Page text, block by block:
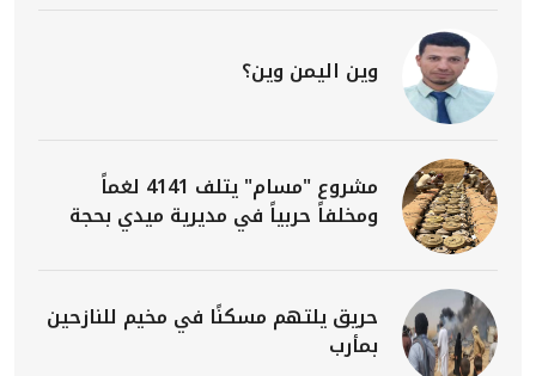
وين اليمن وين؟
مشروع "مسام" يتلف 4141 لغماً
ومخلفاً حربياً في مديرية ميدي بحجة
حريق يلتهم مسكنًا في مخيم للنازحين
بمأرب